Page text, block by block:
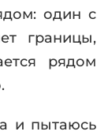
один с
границы,
рядом
и пытаюсь